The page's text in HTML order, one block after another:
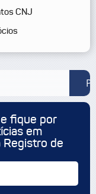
CNJ
fique por
em
Registro de